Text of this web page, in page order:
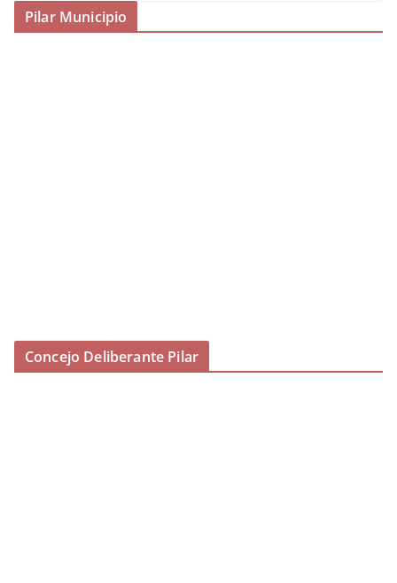
Pilar Municipio
Concejo Deliberante Pilar